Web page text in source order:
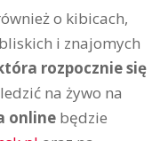
o kibicach,
i znajomych
rozpocznie się
na żywo na
online będzie